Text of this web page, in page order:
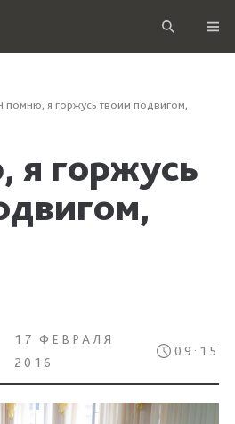
помню, я горжусь твоим подвигом,
я горжусь
17 ФЕВРАЛЯ
2016
09:15